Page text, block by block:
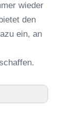
wieder
den
ein, an